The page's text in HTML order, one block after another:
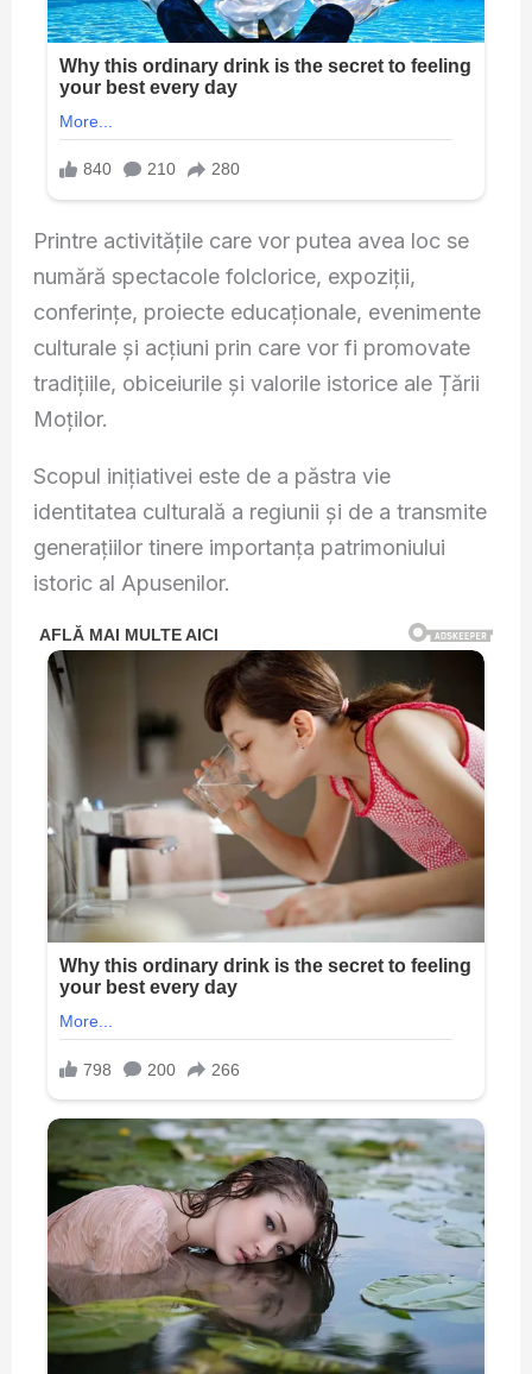
Printre activitățile care vor putea avea loc se
numără spectacole folclorice, expoziții,
conferințe, proiecte educaționale, evenimente
culturale și acțiuni prin care vor fi promovate
tradițiile, obiceiurile și valorile istorice ale Țării
Moților.
Scopul inițiativei este de a păstra vie
identitatea culturală a regiunii și de a transmite
generațiilor tinere importanța patrimoniului
istoric al Apusenilor.